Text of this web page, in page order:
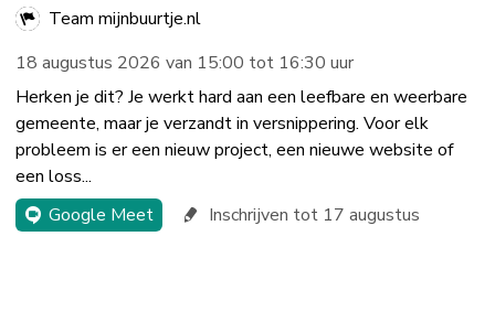
Team mijnbuurtje.nl
18 augustus 2026 van 15:00 tot 16:30 uur
Herken je dit? Je werkt hard aan een leefbare en weerbare
gemeente, maar je verzandt in versnippering. Voor elk
probleem is er een nieuw project, een nieuwe website of
een loss...
Google Meet
Inschrijven tot 17 augustus